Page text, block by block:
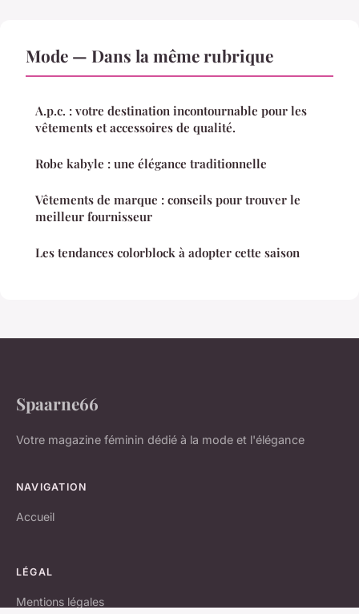
Mode — Dans la même rubrique
A.p.c. : votre destination incontournable pour les
vêtements et accessoires de qualité.
Robe kabyle : une élégance traditionnelle
Vêtements de marque : conseils pour trouver le
meilleur fournisseur
Les tendances colorblock à adopter cette saison
Spaarne66
Votre magazine féminin dédié à la mode et l'élégance
NAVIGATION
Accueil
LÉGAL
Mentions légales